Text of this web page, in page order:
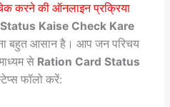
करने की ऑनलाइन प्रक्रिया
Kaise Check Kare
बहुत आसान है। आप जन परिचय
से Ration Card Status
फॉलो करें: